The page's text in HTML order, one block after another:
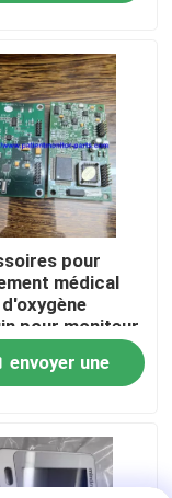
pour
médical
pour moniteur
Goldway
envoyer une